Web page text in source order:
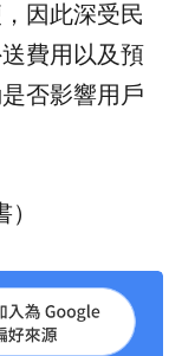
因此深受民
費用以及預
否影響用戶
）